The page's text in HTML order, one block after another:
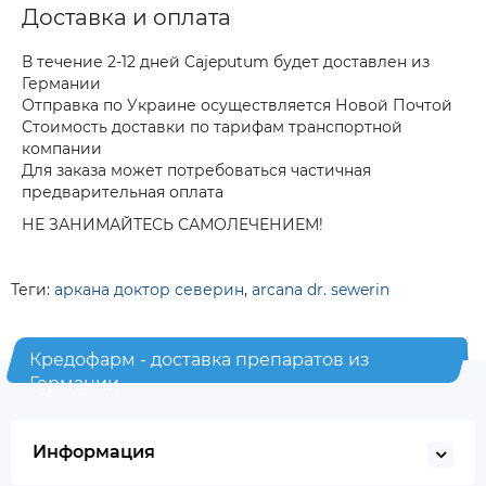
Доставка и оплата
В течение 2-12 дней Cajeputum будет доставлен из
Германии
Отправка по Украине осуществляется Новой Почтой
Стоимость доставки по тарифам транспортной
компании
Для заказа может потребоваться частичная
предварительная оплата
НЕ ЗАНИМАЙТЕСЬ САМОЛЕЧЕНИЕМ!
Теги: аркана доктор северин, arcana dr. sewerin
Кредофарм - доставка препаратов из
Германии
Информация